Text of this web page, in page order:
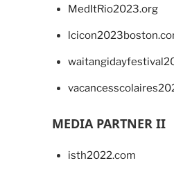
MedItRio2023.org
MEDIA PARTNER II
isth2022.com